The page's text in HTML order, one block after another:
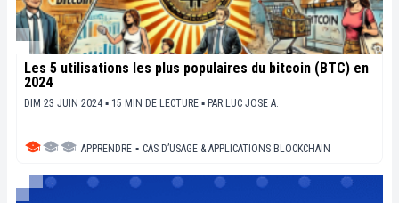
Les 5 utilisations les plus populaires du bitcoin (BTC) en
2024
DIM 23 JUIN 2024 ▪ 15 MIN DE LECTURE ▪ PAR LUC JOSE A.
APPRENDRE ▪ CAS D’USAGE & APPLICATIONS BLOCKCHAIN